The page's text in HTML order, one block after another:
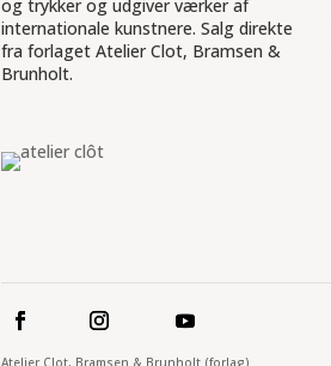
og trykker og udgiver værker af
internationale kunstnere. Salg direkte
fra forlaget Atelier Clot, Bramsen &
Brunholt.
Atelier Clot, Bramsen & Brunholt (forlag)